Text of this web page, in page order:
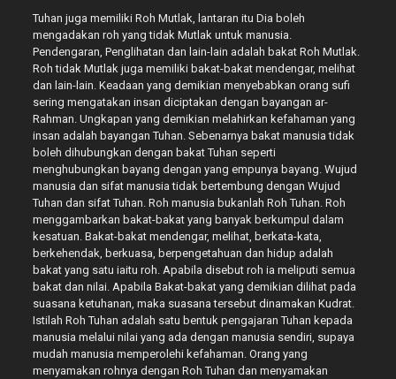
Tuhan juga memiliki Roh Mutlak, lantaran itu Dia boleh
mengadakan roh yang tidak Mutlak untuk manusia.
Pendengaran, Penglihatan dan lain-lain adalah bakat Roh Mutlak.
Roh tidak Mutlak juga memiliki bakat-bakat mendengar, melihat
dan lain-lain. Keadaan yang demikian menyebabkan orang sufi
sering mengatakan insan diciptakan dengan bayangan ar-
Rahman. Ungkapan yang demikian melahirkan kefahaman yang
insan adalah bayangan Tuhan. Sebenarnya bakat manusia tidak
boleh dihubungkan dengan bakat Tuhan seperti
menghubungkan bayang dengan yang empunya bayang. Wujud
manusia dan sifat manusia tidak bertembung dengan Wujud
Tuhan dan sifat Tuhan. Roh manusia bukanlah Roh Tuhan. Roh
menggambarkan bakat-bakat yang banyak berkumpul dalam
kesatuan. Bakat-bakat mendengar, melihat, berkata-kata,
berkehendak, berkuasa, berpengetahuan dan hidup adalah
bakat yang satu iaitu roh. Apabila disebut roh ia meliputi semua
bakat dan nilai. Apabila Bakat-bakat yang demikian dilihat pada
suasana ketuhanan, maka suasana tersebut dinamakan Kudrat.
Istilah Roh Tuhan adalah satu bentuk pengajaran Tuhan kepada
manusia melalui nilai yang ada dengan manusia sendiri, supaya
mudah manusia memperolehi kefahaman. Orang yang
menyamakan rohnya dengan Roh Tuhan dan menyamakan